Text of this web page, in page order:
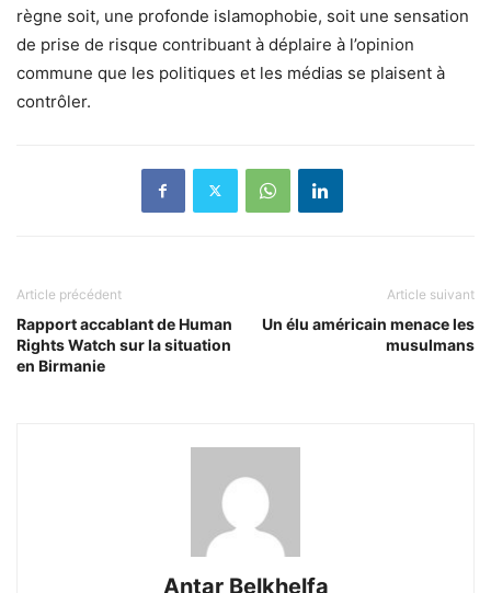
règne soit, une profonde islamophobie, soit une sensation
de prise de risque contribuant à déplaire à l’opinion
commune que les politiques et les médias se plaisent à
contrôler.
Article précédent
Rapport accablant de Human
Rights Watch sur la situation
en Birmanie
Article suivant
Un élu américain menace les
musulmans
Antar Belkhelfa